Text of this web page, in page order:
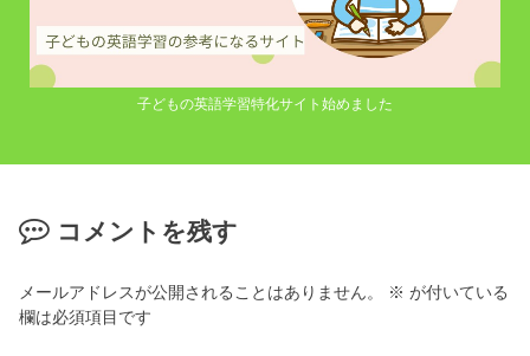
子どもの英語学習特化サイト始めました
コメントを残す
メールアドレスが公開されることはありません。 ※ が付いている
欄は必須項目です